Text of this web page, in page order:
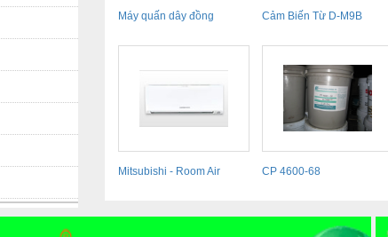
Máy quấn dây đồng
Cảm Biến Từ D-M9B
Mitsubishi - Room Air
CP 4600-68